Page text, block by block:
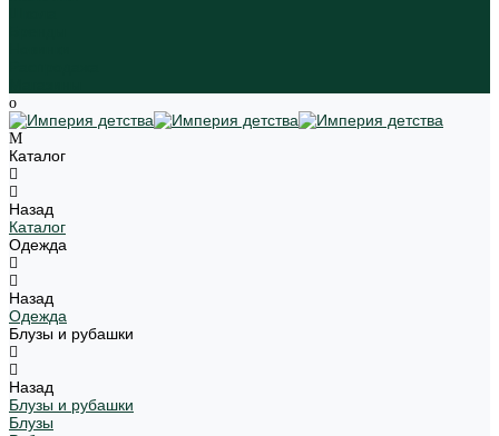
Каталог
Назад
Каталог
Одежда
Назад
Одежда
Блузы и рубашки
Назад
Блузы и рубашки
Блузы